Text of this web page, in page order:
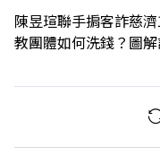
陳昱瑄聯手掮客詐慈
教團體如何洗錢？圖